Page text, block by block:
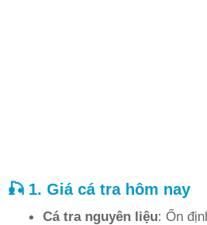
🎣 1. Giá cá tra hôm nay
Cá tra nguyên liệu: Ổn